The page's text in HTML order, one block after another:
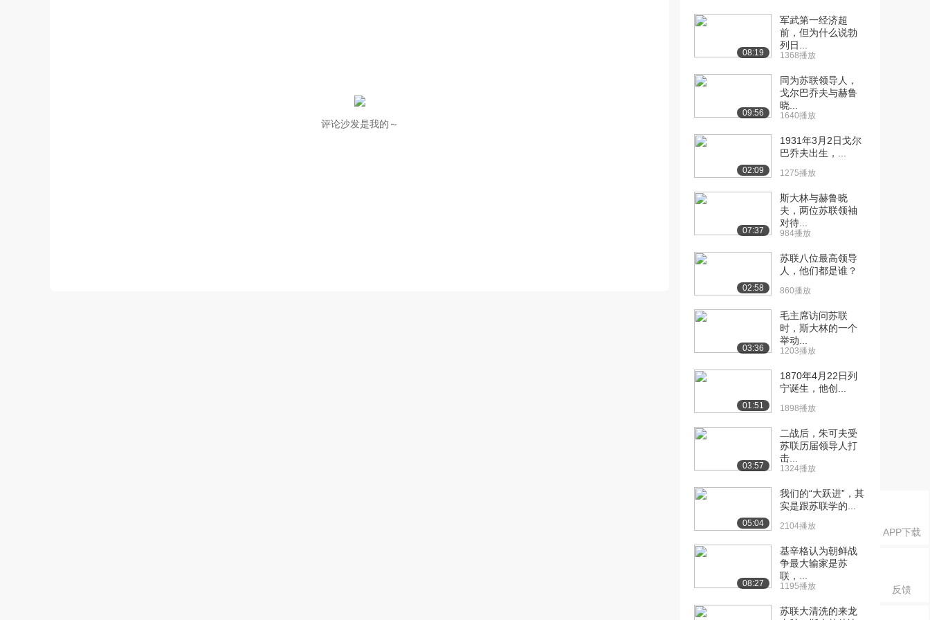
APP下载
反馈
评论沙发是我的～
[10] 08 人类的起源和进化
11:45
[11] 09 人类的起源和进化
12:10
[12] 09 人类的起源和进化
（6）（下）
12:15
（上）
（下）
（上）
[16] 11 古埃及文明（2）
（下）
1.1万播放
[17] 12 古埃及文明（3）
（上）
8454播放
[18] 12 古埃及文明（3）
8733播放
[19] 13 古埃及文明（4）
8713播放
[20] 13 古埃及文明（4）
（下）
7330播放
08:19
军武第一经济超
前，但为什么说勃
列日...
1368播放
09:56
同为苏联领导人，
戈尔巴乔夫与赫鲁
晓...
1640播放
02:09
1931年3月2日戈尔
巴乔夫出生，...
1275播放
07:37
斯大林与赫鲁晓
夫，两位苏联领袖
对待...
984播放
02:58
苏联八位最高领导
人，他们都是谁？
860播放
03:36
毛主席访问苏联
时，斯大林的一个
举动...
1203播放
01:51
1870年4月22日列
宁诞生，他创...
1898播放
03:57
二战后，朱可夫受
苏联历届领导人打
击...
1324播放
05:04
我们的“大跃进”，其
实是跟苏联学的...
2104播放
08:27
基辛格认为朝鲜战
争最大输家是苏
联，...
1195播放
苏联大清洗的来龙